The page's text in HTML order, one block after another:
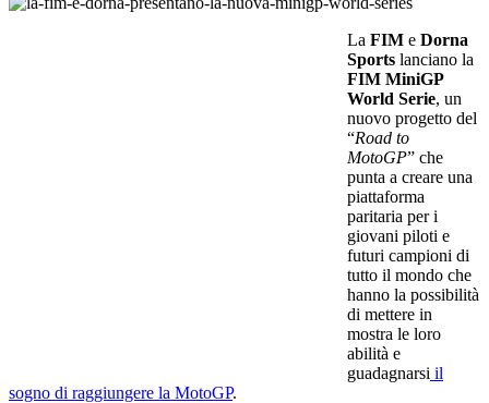
La FIM e Dorna
Sports lanciano la
FIM MiniGP
World Serie, un
nuovo progetto del
“Road to
MotoGP” che
punta a creare una
piattaforma
paritaria per i
giovani piloti e
futuri campioni di
tutto il mondo che
hanno la possibilità
di mettere in
mostra le loro
abilità e
guadagnarsi il
sogno di raggiungere la MotoGP.